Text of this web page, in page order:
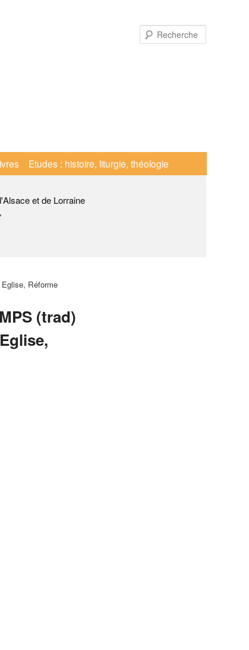
et de Lorraine
Etudes : histoire, liturgie, théologie
(trad)
Réforme